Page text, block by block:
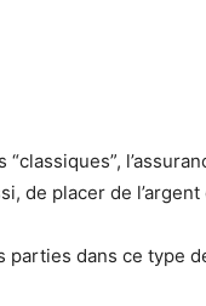
de placer de
dans ce type